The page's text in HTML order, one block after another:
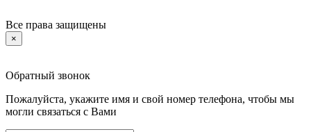
Все права защищены
×
Обратный звонок
Пожалуйста, укажите имя и свой номер телефона, чтобы мы
могли связаться с Вами